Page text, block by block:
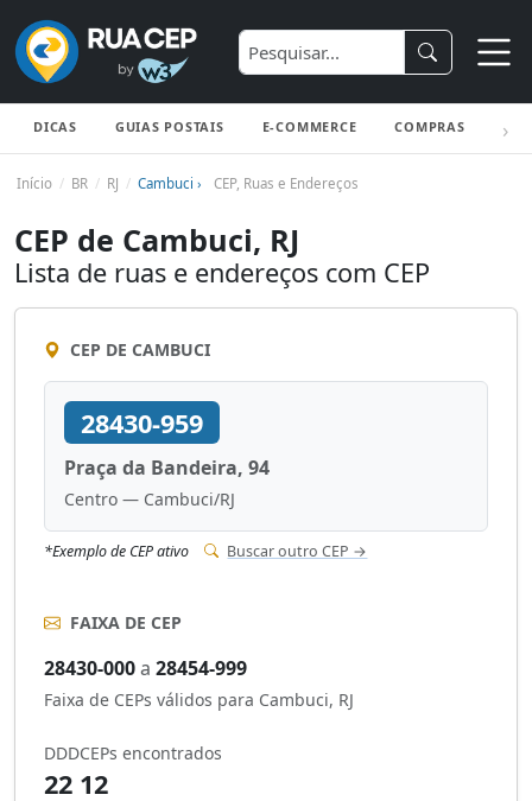
DICAS GUIAS POSTAIS E-COMMERCE COMPRAS
Início BR RJ Cambuci › CEP, Ruas e Endereços
CEP de Cambuci, RJ
Lista de ruas e endereços com CEP
CEP DE CAMBUCI
28430-959
Praça da Bandeira, 94
Centro — Cambuci/RJ
*Exemplo de CEP ativo Buscar outro CEP →
FAIXA DE CEP
28430-000a 28454-999
Faixa de CEPs válidos para Cambuci, RJ
DDD
22
CEPs encontrados
12